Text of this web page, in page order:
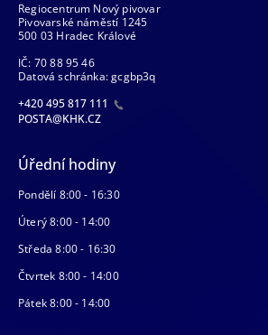
Regiocentrum Nový pivovar
Pivovarské náměstí 1245
500 03 Hradec Králové
IČ: 70 88 95 46
Datová schránka: gcgbp3q
+420 495 817 111
POSTA@KHK.CZ
Úřední hodiny
Pondělí 8:00 - 16:30
Úterý 8:00 - 14:00
Středa 8:00 - 16:30
Čtvrtek 8:00 - 14:00
Pátek 8:00 - 14:00